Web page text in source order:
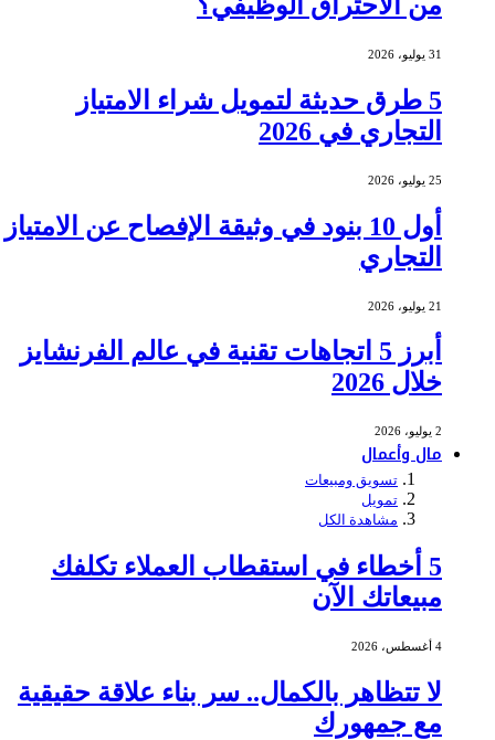
31 يوليو، 2026
5 طرق حديثة لتمويل شراء الامتياز
التجاري في 2026
25 يوليو، 2026
أول 10 بنود في وثيقة الإفصاح عن الامتياز
التجاري
21 يوليو، 2026
أبرز 5 اتجاهات تقنية في عالم الفرنشايز
خلال 2026
2 يوليو، 2026
مال وأعمال
تسويق ومبيعات
تمويل
مشاهدة الكل
5 أخطاء في استقطاب العملاء تكلفك
مبيعاتك الآن
4 أغسطس، 2026
لا تتظاهر بالكمال.. سر بناء علاقة حقيقية
مع جمهورك